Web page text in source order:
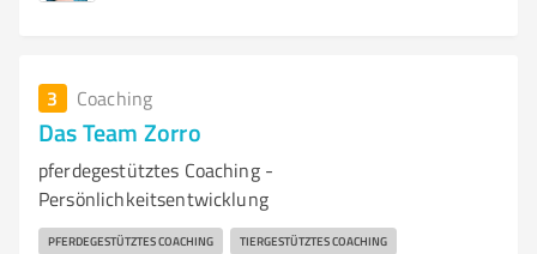
3 Coaching
Das Team Zorro
pferdegestütztes Coaching -
Persönlichkeitsentwicklung
PFERDEGESTÜTZTES COACHING TIERGESTÜTZTES COACHING